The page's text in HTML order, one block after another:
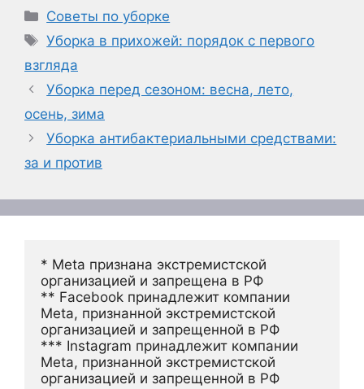
Рубрики
Советы по уборке
Метки
Уборка в прихожей: порядок с первого
взгляда
Уборка перед сезоном: весна, лето,
осень, зима
Уборка антибактериальными средствами:
за и против
* Meta признана экстремистской
организацией и запрещена в РФ
** Facebook принадлежит компании
Meta, признанной экстремистской
организацией и запрещенной в РФ
*** Instagram принадлежит компании
Meta, признанной экстремистской
организацией и запрещенной в РФ